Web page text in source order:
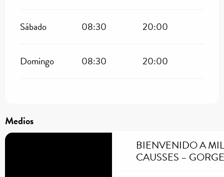
BIENVENIDO A
CAUSSES –
Sábado 08:30 20:00
Domingo 08:30 20:00
Medios